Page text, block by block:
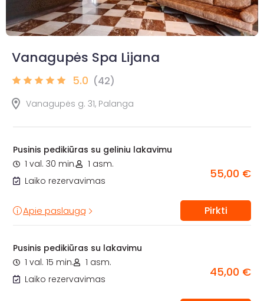
Vanagupės Spa Lijana
5.0 (42)
Vanagupės g. 31, Palanga
Pusinis pedikiūras su geliniu lakavimu
1 val. 30 min.
1 asm.
Laiko rezervavimas
55,00 €
Apie paslaugą Pirkti
Pusinis pedikiūras su lakavimu
1 val. 15 min.
1 asm.
Laiko rezervavimas
45,00 €